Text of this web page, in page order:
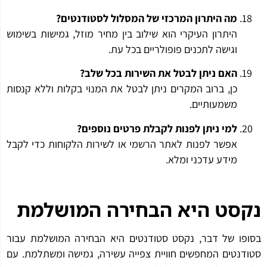
מה היתרון המרכזי של המסלול לסטודנטים?
היתרון העיקרי הוא שילוב בין מחיר מוזל, גמישות בשימוש
וגישה לתכנים פופולריים בכל עת.
האם ניתן לבטל את השירות בכל שלב?
כן, ברוב המקרים ניתן לבטל את המנוי בקלות וללא קנסות
משמעותיים.
למי ניתן לפנות לקבלת פרטים נוספים?
אפשר לפנות לאתר הרשמי או לשירות הלקוחות כדי לקבל
מידע עדכני ומלא.
היא הבחירה המושלמת
של דבר, נקסט סטודנטים היא הבחירה המושלמת עבור
המחפשים חוויית צפייה עשירה, גמישה ומשתלמת. עם